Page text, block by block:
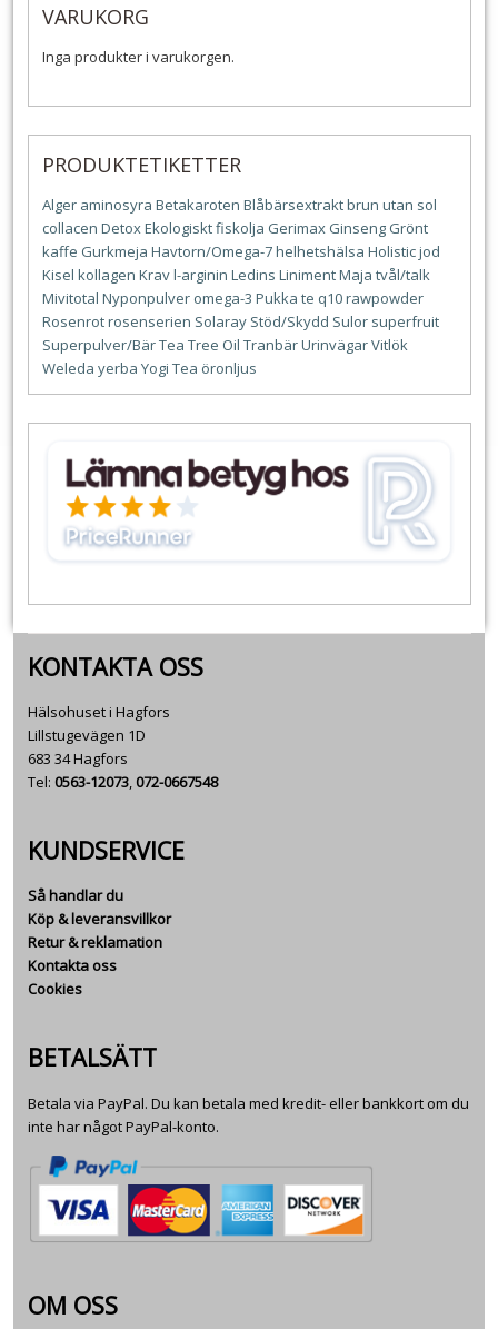
VARUKORG
Inga produkter i varukorgen.
PRODUKTETIKETTER
Alger aminosyra Betakaroten Blåbärsextraktbrun utan sol
collacen DetoxEkologisktfiskolja Gerimax Ginseng Grönt
kaffe Gurkmeja Havtorn/Omega-7helhetshälsa Holisticjod
Kisel kollagen Kravl-arginin Ledins LinimentMaja tvål/talk
Mivitotal Nyponpulver omega-3 Pukka te q10rawpowder
Rosenrotrosenserien Solaray Stöd/Skydd Sulor superfruit
Superpulver/BärTea Tree Oil TranbärUrinvägarVitlök
Weleda yerba Yogi Tea öronljus
KONTAKTA OSS
Hälsohuset i Hagfors
Lillstugevägen 1D
683 34 Hagfors
Tel: 0563-12073,072-0667548
KUNDSERVICE
Så handlar du
Köp & leveransvillkor
Retur & reklamation
Kontakta oss
Cookies
BETALSÄTT
Betala via PayPal. Du kan betala med kredit- eller bankkort om du
inte har något PayPal-konto.
OM OSS